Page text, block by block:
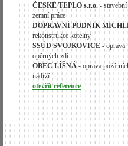
ČESKÉ TEPLO s.r.o. - stavební
zemní práce
DOPRAVNÍ PODNIK
rekonstrukce kotelny
SSÚD SVOJKOVICE - oprava
opěrných zdí
OBEC LÍŠNÁ - oprava
nádrží
otevřít reference